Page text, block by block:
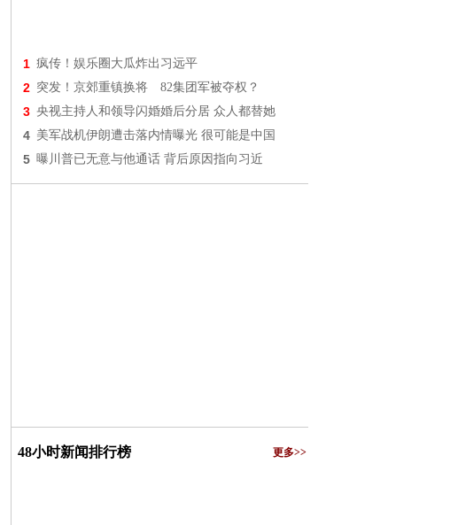
1 疯传！娱乐圈大瓜炸出习远平
2 突发！京郊重镇换将 82集团军被夺权？
3 央视主持人和领导闪婚婚后分居 众人都替她
4 美军战机伊朗遭击落内情曝光 很可能是中国
5 曝川普已无意与他通话 背后原因指向习近
48小时新闻排行榜 更多>>